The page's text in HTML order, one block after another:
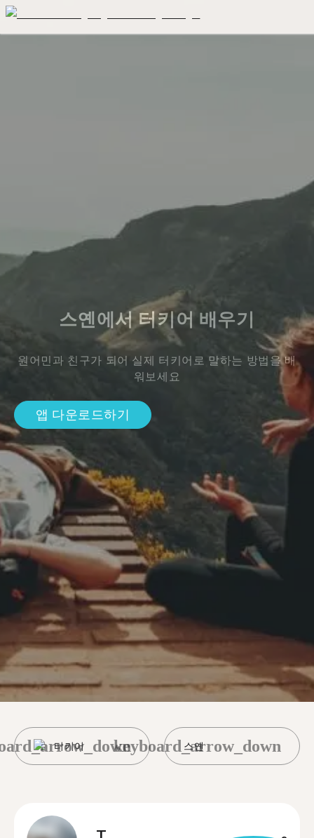
스옌에서 터키어 배우기
원어민과 친구가 되어 실제 터키어로 말하는 방법을 배
워보세요
앱 다운로드하기
터키어 스옌
keyboard_arrow_down